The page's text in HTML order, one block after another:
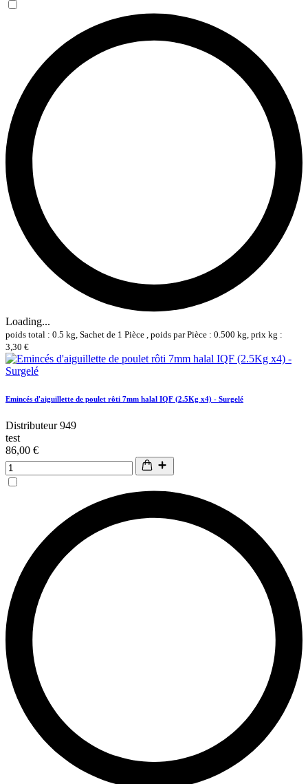
Loading...
poids total : 0.5 kg, Sachet de 1 Pièce , poids par Pièce : 0.500 kg, prix kg :
3,30 €
Emincés d'aiguillette de poulet rôti 7mm halal IQF (2.5Kg x4) - Surgelé
Distributeur 949
test
86,00 €